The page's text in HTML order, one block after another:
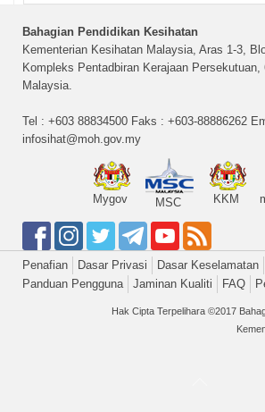
Bahagian Pendidikan Kesihatan
Kementerian Kesihatan Malaysia, Aras 1-3,
Kompleks Pentadbiran Kerajaan Persekutuan,
Malaysia.
Tel : +603 88834500 Faks : +603-88886262
infosihat@moh.gov.my
Mygov MSC KKM
Penafian Dasar Privasi
Dasar Keselamatan
Panduan Pengguna
Jaminan Kualiti FAQ
Hak Cipta Terpelihara ©2017